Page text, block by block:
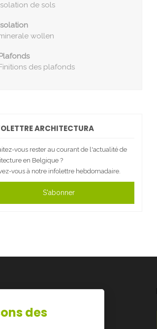
Isolation de sols
Isolation
wollen
Plafonds
Finitions des plafonds
ARCHITECTURA
vous rester au courant de l'actualité de
en Belgique ?
vous à notre infolettre hebdomadaire.
S'abonner
168
des